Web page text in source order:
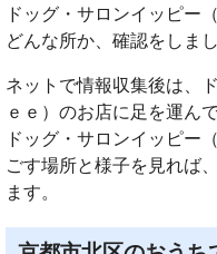
ドッグ・サロンイッピー
どんな所か、確認をしまし
ネットで情報収集後は、
ｅｅ）のお店に足を運ん
ドッグ・サロンイッピー
ごす場所と様子を見れば
ます。